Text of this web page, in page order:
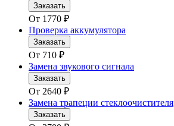
Заказать
От 1770 ₽
Проверка аккумулятора
Заказать
От 710 ₽
Замена звукового сигнала
Заказать
От 2640 ₽
Замена трапеции стеклоочистителя
Заказать